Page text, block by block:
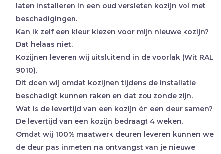
laten installeren in een oud versleten kozijn vol met
beschadigingen.
Kan ik zelf een kleur kiezen voor mijn nieuwe kozijn?
Dat helaas niet.
Kozijnen leveren wij uitsluitend in de voorlak (Wit RAL
9010).
Dit doen wij omdat kozijnen tijdens de installatie
beschadigt kunnen raken en dat zou zonde zijn.
Wat is de levertijd van een kozijn én een deur samen?
De levertijd van een kozijn bedraagt 4 weken.
Omdat wij 100% maatwerk deuren leveren kunnen we
de deur pas inmeten na ontvangst van je nieuwe